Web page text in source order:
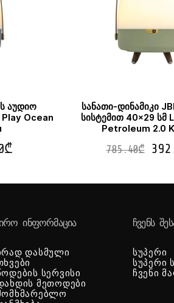
აუდიო
Ocean
₾
სანათი-დინამიკი
სისტემით 40×29 სმ
Petroleum 2.0
785.40₾
ᲘᲜᲤᲝᲠᲛᲐᲪᲘᲐ
დასმული
სერვისი
მეთოდები
ᲩᲕᲔᲜᲡ
სუპერი
სუპერი
ჩვენი